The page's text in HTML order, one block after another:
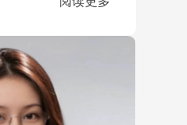
等世界顶尖学府
，成功的教育规划
更是帮助学生找到
道路，培养面向未
野。
及中国香港等地区
特点有着深入理
外、深国交等国内
Academy、
、Upper Canada
海外顶尖中学。他
术背景、兴趣方向
划阶段通过系统性
发展方向，设计个
提升方案；在申请
时间管理、项目推